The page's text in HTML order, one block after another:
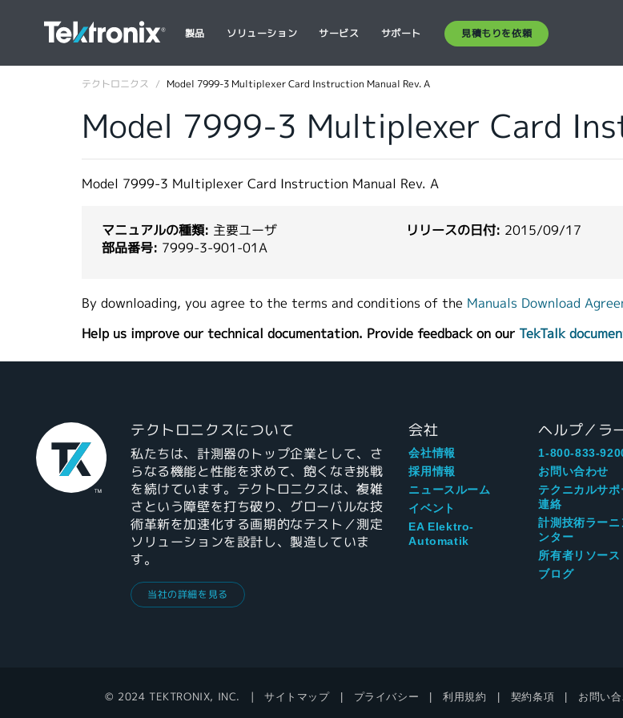
製品 ソリューション サービス サポート 見積もりを依頼
テクトロニクス Model 7999-3 Multiplexer Card Instruction Manual Rev. A
Model 7999-3 Multiplexer Card
Model 7999-3 Multiplexer Card Instruction Manual Rev. A
マニュアルの種類: 主要ユーザ
部品番号: 7999-3-901-01A
リリースの日付: 2015/09/17
By downloading, you agree to the terms and conditions of the Manuals Download
Help us improve our technical documentation. Provide feedback on our TekTalk
テクトロニクスについて
私たちは、計測器のトップ企業として、さ
らなる機能と性能を求めて、飽くなき挑戦
を続けています。テクトロニクスは、複雑
さという障壁を打ち破り、グローバルな技
術革新を加速化する画期的なテスト／測定
ソリューションを設計し、製造していま
す。
当社の詳細を見る
会社
会社情報
採用情報
ニュースルーム
イベント
EA Elektro-
Automatik
ヘルプ／ラ
1-800-833-
お問い合わせ
テクニカルサポ
連絡
計測技術ラーニ
ンター
所有者リソース
ブログ
© 2024 TEKTRONIX, INC. サイトマップ プライバシー 利用規約 契約条項 お問い